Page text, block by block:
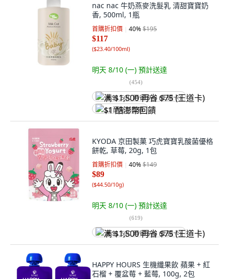
nac nac 牛奶燕麥洗髮乳 清甜寶寶奶
香, 500ml, 1瓶
首購折扣價 40%$195
$117
($23.40/100ml)
明天 8/10 (一) 預計送達
(454)
满 $1,500 再省 $75 (王道卡)
$1 酷澎幣回饋
KYODA 京田製菓 巧虎寶寶乳酸菌優格
餅乾, 草莓, 20g, 1包
首購折扣價 40%$149
$89
($44.50/10g)
明天 8/10 (一) 預計送達
(619)
满 $1,500 再省 $75 (王道卡)
HAPPY HOURS 生機纖果飲 蘋果 + 紅
石榴 + 覆盆莓 + 藍莓, 100g, 2包